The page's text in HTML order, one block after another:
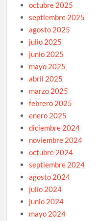
octubre 2025
septiembre 2025
agosto 2025
julio 2025
junio 2025
mayo 2025
abril 2025
marzo 2025
febrero 2025
enero 2025
diciembre 2024
noviembre 2024
octubre 2024
septiembre 2024
agosto 2024
julio 2024
junio 2024
mayo 2024